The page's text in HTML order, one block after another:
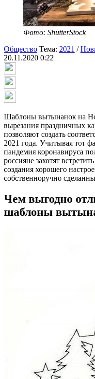
Фото: ShutterStock
Общество Тема: 2021 /
20.11.2020 0:22
Шаблоны вытынанок на
вырезания праздничных
позволяют создать
2021 года. Учитывая тот
пандемия коронавируса
россияне захотят
создания хорошего
собственноручно
Чем выгодно
шаблоны